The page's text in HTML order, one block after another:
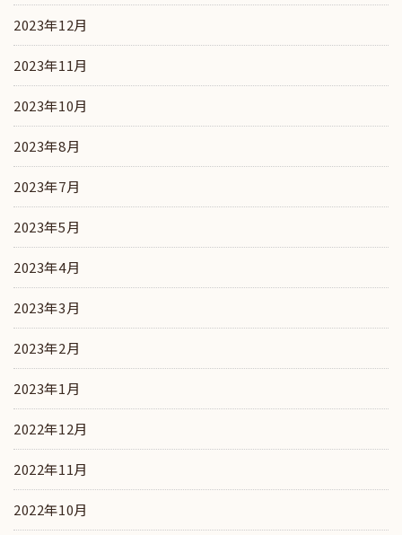
2023年12月
2023年11月
2023年10月
2023年8月
2023年7月
2023年5月
2023年4月
2023年3月
2023年2月
2023年1月
2022年12月
2022年11月
2022年10月